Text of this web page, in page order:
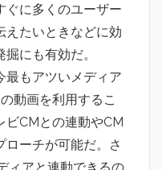
ぐに多くのユーザー
えたいときなどに効
にも有効だ。
最もアツいメディア
動画を利用するこ
ビCMとの連動やCM
ローチが可能だ。さ